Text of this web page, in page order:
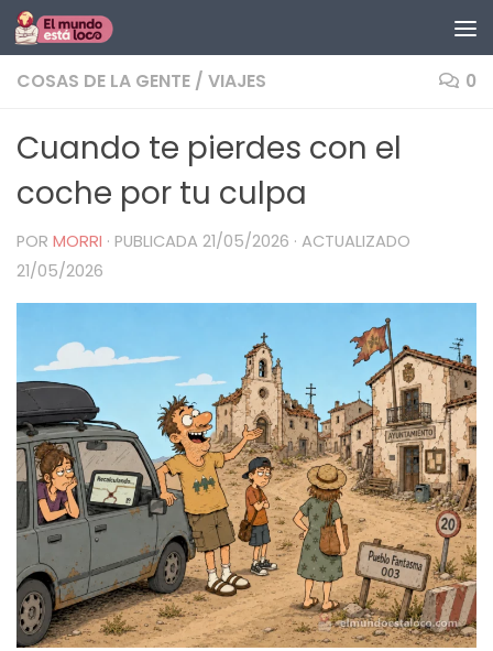
Saltar al contenido
COSAS DE LA GENTE / VIAJES 0
Cuando te pierdes con el
coche por tu culpa
POR MORRI · PUBLICADA 21/05/2026 · ACTUALIZADO
21/05/2026